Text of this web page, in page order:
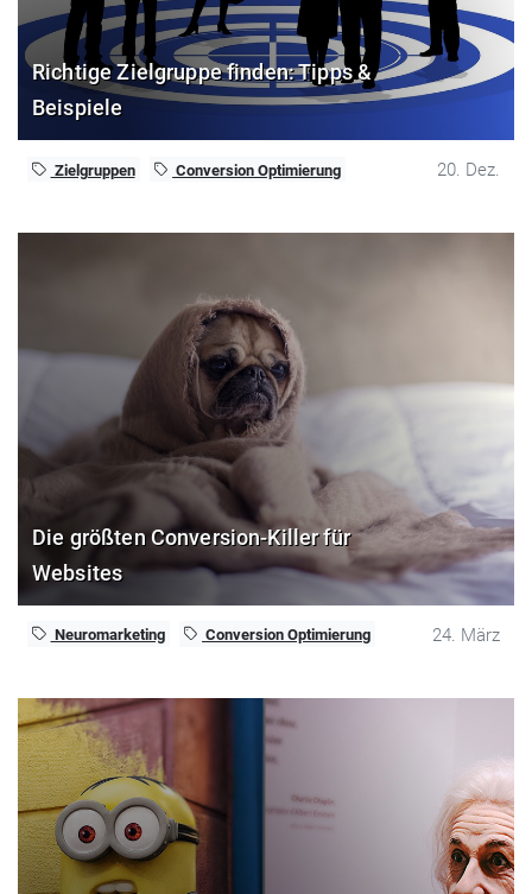
Richtige Zielgruppe finden: Tipps &
Beispiele
Zielgruppen Conversion Optimierung 20. Dez.
Die größten Conversion-Killer für
Websites
Neuromarketing Conversion Optimierung 24. März